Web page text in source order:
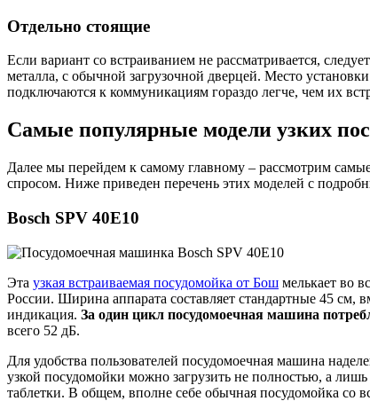
Отдельно стоящие
Если вариант со встраиванием не рассматривается,
металла, с обычной загрузочной дверцей. Место
подключаются к коммуникациям гораздо легче, чем их
Самые популярные модели узких
Далее мы перейдем к самому главному – рассмотрим
спросом. Ниже приведен перечень этих моделей с
Bosch SPV 40E10
Эта узкая встраиваемая посудомойка от Бош мелькает во
России. Ширина аппарата составляет стандартные 45 см,
индикация. За один цикл посудомоечная машина
всего 52 дБ.
Для удобства пользователей посудомоечная машина
узкой посудомойки можно загрузить не полностью, а
таблетки. В общем, вполне себе обычная посудомойка со